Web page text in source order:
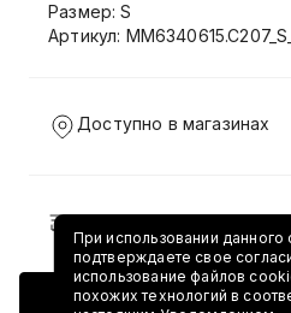
Добавить в
Размер: S
Артикул:
Доступно в магазинах
Доставка и возврат
При использовании данного
подтверждаете свое
использование файлов
похожих технологий в